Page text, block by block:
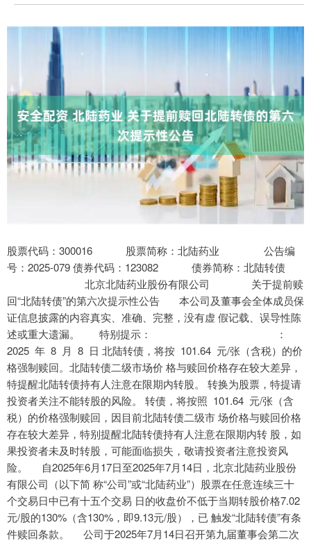
股票代码：300016 股票简称：北陆药业 公告编
号：2025-079 债券代码：123082 债券简称：北陆转债
北京北陆药业股份有限公司 关于提前赎
回“北陆转债”的第六次提示性公告 本公司及董事会全体成员保
证信息披露的内容真实、准确、完整，没有虚 假记载、误导性陈
述或重大遗漏。 特别提示： ：
2025 年 8 月 8 日 北陆转债，将按 101.64 元/张（含税）的价
格强制赎回。北陆转债二级市场价 格与赎回价格存在较大差异，
特提醒北陆转债持有人注意在限期内转股。 转换为股票，特提请
投资者关注不能转股的风险。 转债，将按照 101.64 元/张（含
税）的价格强制赎回，因目前北陆转债二级市 场价格与赎回价格
存在较大差异，特别提醒北陆转债持有人注意在限期内转 股，如
果投资者未及时转股，可能面临损失，敬请投资者注意投资风
险。 自2025年6月17日至2025年7月14日，北京北陆药业股份
有限公司（以下简 称“公司”或“北陆药业”）股票在任意连续三十
个交易日中已有十五个交易 日的收盘价不低于当期转股价格7.02
元/股的130%（含130%，即9.13元/股），已 触发“北陆转债”有条
件赎回条款。 公司于2025年7月14日召开第九届董事会第二次